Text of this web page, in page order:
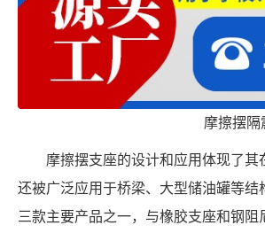
摩擦摆隔
摩擦摆支座的设计和应用体现了
还被广泛应用于桥梁、大型储油罐等
三款主要产品之一，与橡胶支座和钢